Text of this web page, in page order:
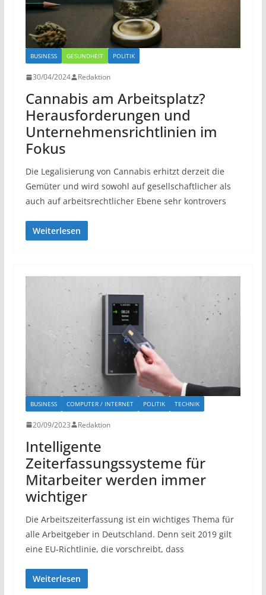
BUSINESS GESUNDHEIT POLITIK
30/04/2024 Redaktion
Cannabis am Arbeitsplatz?
Herausforderungen und
Unternehmensrichtlinien im
Fokus
Die Legalisierung von Cannabis erhitzt derzeit die
Gemüter und wird sowohl auf gesellschaftlicher als
auch auf arbeitsrechtlicher Ebene sehr kontrovers
Weiterlesen
BUSINESS COMPUTER / INTERNET POLITIK TECHNIK
20/09/2023 Redaktion
Intelligente
Zeiterfassungssysteme für
Mitarbeiter werden immer
wichtiger
Die Arbeitszeiterfassung ist ein wichtiges Thema für
alle Arbeitgeber in Deutschland. Denn seit 2019 gilt
eine EU-Richtlinie, die vorschreibt, dass
Weiterlesen